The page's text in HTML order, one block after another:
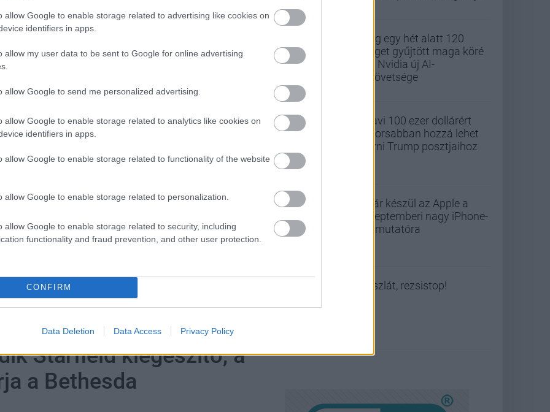
allow Google to enable storage related to advertising like cookies on
identifiers in apps.
allow my user data to be sent to Google for online advertising
allow Google to send me personalized advertising.
allow Google to enable storage related to analytics like cookies on
identifiers in apps.
allow Google to enable storage related to functionality of the website
allow Google to enable storage related to personalization.
allow Google to enable storage related to security, including
functionality and fraud prevention, and other user protection.
CONFIRM
Data Deletion Data Access Privacy Policy
hangulata – Jön a második forduló! (X)
pisztoly #bevételi toplista
#heti eredmények
Starfield kiegészítő, a
a Bethesda
Alig egy hét alatt 120
céget gyűjtött maga köré
az Nvidia új AI-
szövetsége
Havi 100 ezer dollárért
gyorsabban hozzá lehet
férni Trump posztjaihoz
Már készül az Apple a
szeptemberi nagy iPhone-
bemutatóra
Viszlát, rezsistop!